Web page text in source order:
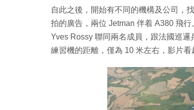
自此之後，開始有不同的機構及公司，
拍的廣告，兩位 Jetman 伴着 A380 飛
Yves Rossy 聯同兩名成員，跟法國巡
練習機的距離，僅為 10 米左右，影片看